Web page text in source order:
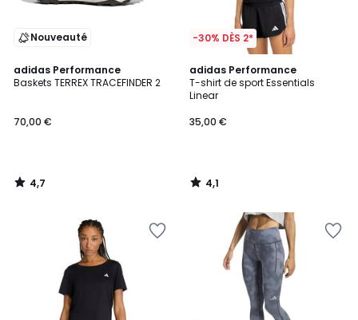
Nouveauté
adidas Performance
Baskets TERREX TRACEFINDER 2
70,00 €
4,7
/ 5
4,7
/
-30% DÈS 2*
adidas Performance
T-shirt de sport Essentials
Linear
35,00 €
4,1
/ 5
4,1
/